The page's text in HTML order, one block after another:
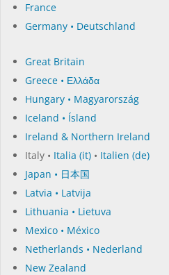
France
Germany • Deutschland
Great Britain
Greece • Ελλάδα
Hungary • Magyarország
Iceland • Ísland
Ireland & Northern Ireland
Italy • Italia (it) • Italien (de)
Japan • 日本国
Latvia • Latvija
Lithuania • Lietuva
Mexico • México
Netherlands • Nederland
New Zealand